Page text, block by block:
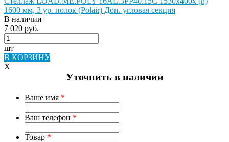
1600 мм, 3 ур. полок (Polair) Доп. угловая секция
В наличии
7 020 руб.
шт
В КОРЗИНУ
X
Уточнить в наличии
Ваше имя *
Ваш телефон *
Товар *